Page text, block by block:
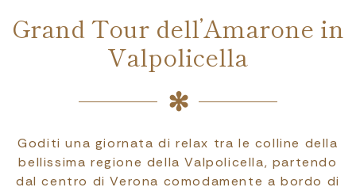
Grand Tour dell’Amarone in
Valpolicella
Goditi una giornata di relax tra le colline della
bellissima regione della Valpolicella, partendo
dal centro di Verona comodamente a bordo di